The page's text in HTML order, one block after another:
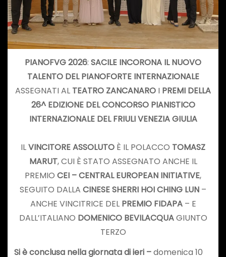
PIANOFVG 2026: SACILE INCORONA IL NUOVO
TALENTO DEL PIANOFORTE INTERNAZIONALE
ASSEGNATI AL TEATRO ZANCANARO I PREMI DELLA
26^ EDIZIONE DEL CONCORSO PIANISTICO
INTERNAZIONALE DEL FRIULI VENEZIA GIULIA
ILVINCITORE ASSOLUTO È IL POLACCO TOMASZ
MARUT, CUI È STATO ASSEGNATO ANCHE IL
PREMIO CEI – CENTRAL EUROPEAN INITIATIVE,
SEGUITO DALLA CINESE SHERRI HOI CHING LUN –
ANCHE VINCITRICE DEL PREMIO FIDAPA– E
DALL’ITALIANO DOMENICO BEVILACQUAGIUNTO
TERZO
Si è conclusa nella giornata di ieri –domenica 10